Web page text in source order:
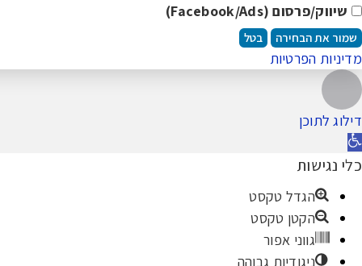
שיווק/פרסום (Facebook/Ads)
שמור את הבחירה בטל
מדיניות הפרטיות
גלילה
לראש
העמוד
דילוג לתוכן
פתח
סרגל
כלי נגישות
הגדל טקסט
הקטן טקסט
גווני אפור
ניגודיות גבוהה